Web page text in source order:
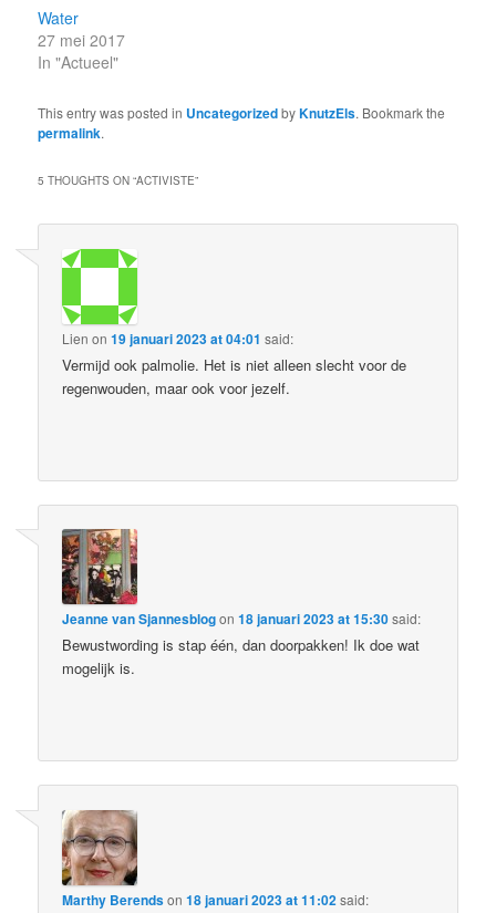
Water
27 mei 2017
In "Actueel"
This entry was posted in UncategorizedbyKnutzEls. Bookmark the
permalink.
5 THOUGHTS ON “ACTIVISTE”
Lien on19 januari 2023 at 04:01 said:
Vermijd ook palmolie. Het is niet alleen slecht voor de
regenwouden, maar ook voor jezelf.
Jeanne van Sjannesblogon18 januari 2023 at 15:30said:
Bewustwording is stap één, dan doorpakken! Ik doe wat
mogelijk is.
Marthy Berendson18 januari 2023 at 11:02said: